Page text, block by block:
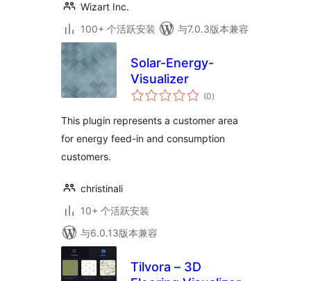
Wizart Inc.
100+ 个活跃安装
与7.0.3版本兼容
Solar-Energy-
Visualizer
(0总
评)
This plugin represents a customer area
for energy feed-in and consumption
customers.
christinali
10+ 个活跃安装
与6.0.13版本兼容
Tilvora – 3D